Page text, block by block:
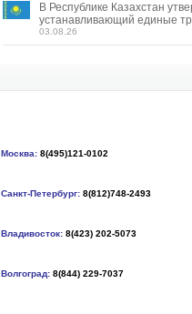
В Республике Казахстан
устанавливающий единые
03.08.26
Москва: 8(495)121-0102
Санкт-Петербург: 8(812)748-2493
Владивосток: 8(423) 202-5073
Волгоград: 8(844) 229-7037